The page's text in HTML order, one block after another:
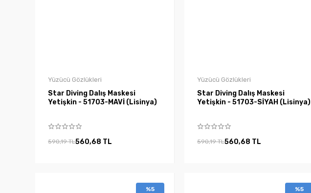
Yüzücü Gözlükleri
Star Diving Dalış Maskesi
Yetişkin - 51703-MAVİ (Lisinya)
590,19 TL560,68 TL
Yüzücü Gözlükleri
Star Diving Dalış Maskesi
Yetişkin - 51703-SİYAH (Lisinya)
590,19 TL560,68 TL
%5 %5